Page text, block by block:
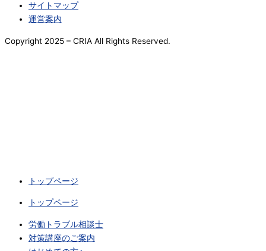
サイトマップ
運営案内
Copyright 2025 – CRIA All Rights Reserved.
トップページ
トップページ
労働トラブル相談士
対策講座のご案内